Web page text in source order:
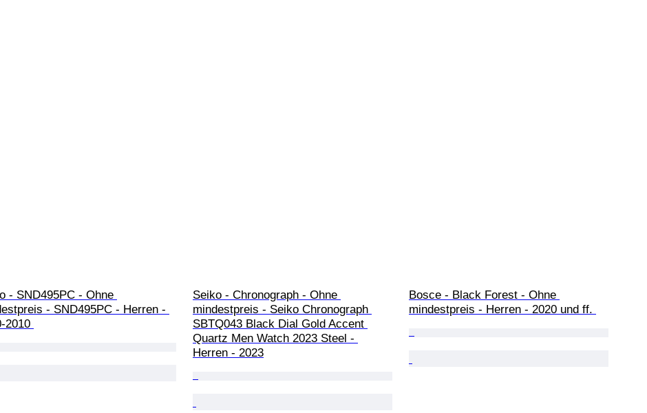
- SND495PC - Ohne
- SND495PC - Herren -
2010
Seiko - Chronograph - Ohne
mindestpreis - Seiko Chronograph
SBTQ043 Black Dial Gold Accent
Quartz Men Watch 2023 Steel -
Herren - 2023
Bosce - Black Forest - Ohne
mindestpreis - Herren - 2020 und ff.